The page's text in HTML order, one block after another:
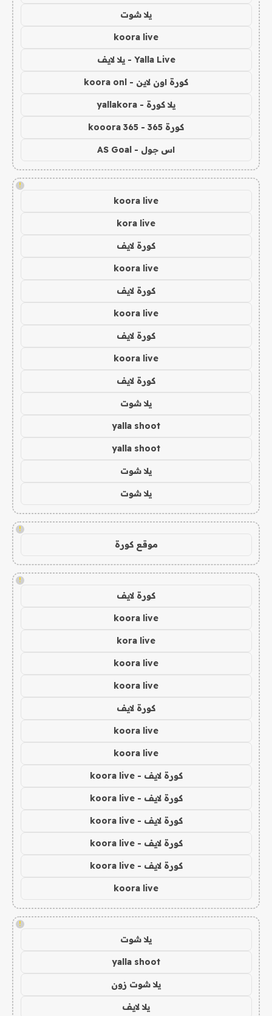
يلا شوت
koora live
Yalla Live - يلا لايف
كورة اون لاين - koora onl
يلا كورة - yallakora
كورة 365 - kooora 365
اس جول - AS Goal
!
koora live
kora live
كورة لايف
koora live
كورة لايف
koora live
كورة لايف
koora live
كورة لايف
يلا شوت
yalla shoot
yalla shoot
يلا شوت
يلا شوت
!
موقع كورة
!
كورة لايف
koora live
kora live
koora live
koora live
كورة لايف
koora live
koora live
كورة لايف - koora live
كورة لايف - koora live
كورة لايف - koora live
كورة لايف - koora live
كورة لايف - koora live
koora live
!
يلا شوت
yalla shoot
يلا شوت زون
يلا لايف